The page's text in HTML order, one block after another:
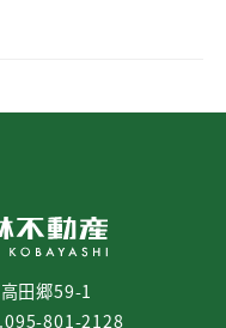
田郷59-1
801-2128